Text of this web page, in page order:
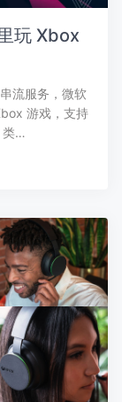
玩 Xbox
流服务，微软
游戏，支持
类…